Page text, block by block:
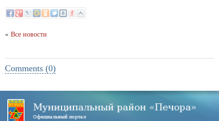
« Все новости
Comments (0)